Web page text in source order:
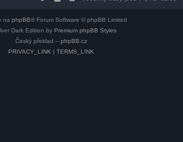
na phpBB® Forum Software © phpBB Limited
Dark Edition by Premium phpBB Styles
Český překlad – phpBB.cz
PRIVACY_LINK | TERMS_LINK